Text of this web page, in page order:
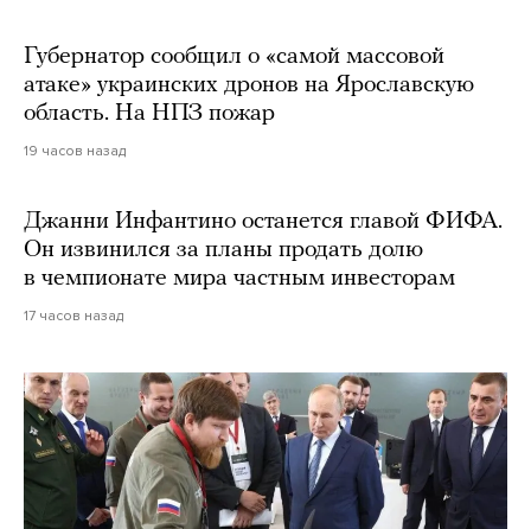
Губернатор сообщил о «самой массовой
атаке» украинских дронов на Ярославскую
область. На НПЗ пожар
19 часов назад
Джанни Инфантино останется главой ФИФА.
Он извинился за планы продать долю
в чемпионате мира частным инвесторам
17 часов назад